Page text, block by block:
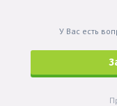
У Вас есть